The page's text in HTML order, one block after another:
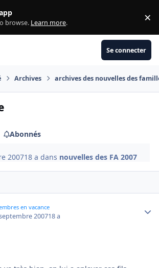
browse. Learn more. ×
Se connecter
Archives archives des nouvelles des
Abonnés
200718 a dans nouvelles des FA 2007
en vacance
200718 a